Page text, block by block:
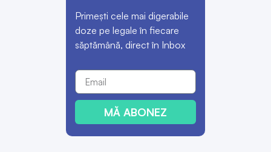
Primești cele mai digerabile
doze pe legale în fiecare
săptămână, direct în Inbox
MĂ ABONEZ